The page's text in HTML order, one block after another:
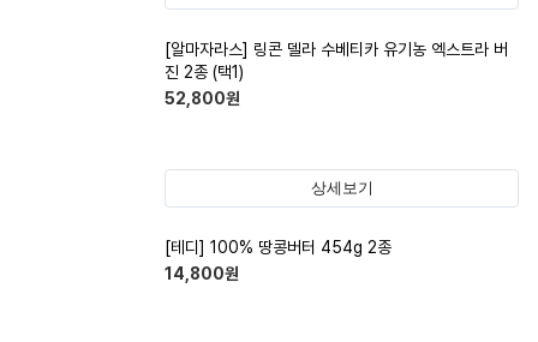
[알마자라스] 링콘 델라 수베티카 유기농 엑스트라 버
진 2종 (택1)
52,800원
상세보기
[테디] 100% 땅콩버터 454g 2종
14,800원